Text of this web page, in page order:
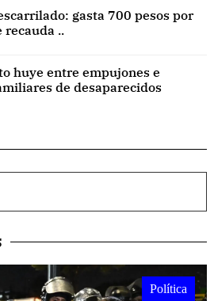
gasta 700 pesos por
recauda ..
huye entre empujones e
de desaparecidos
Política